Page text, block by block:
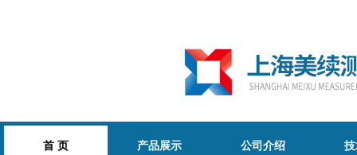
首 页 产品展示 公司介绍